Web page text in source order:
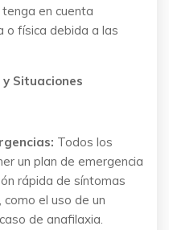
en cuenta
o física debida a las
Situaciones
Todos los
un plan de emergencia
rápida de síntomas
el uso de un
de anafilaxia.